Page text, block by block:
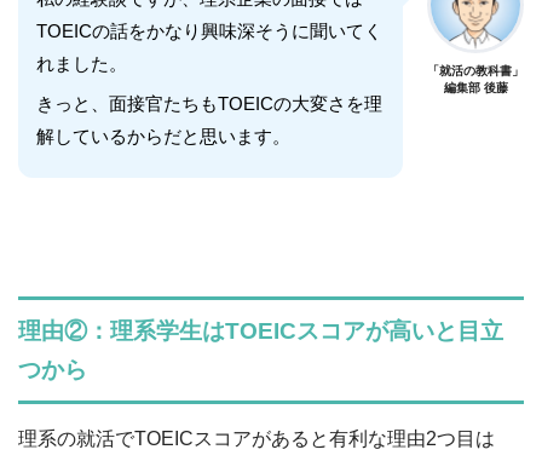
TOEICの話をかなり興味深そうに聞いてく
れました。
きっと、面接官たちもTOEICの大変さを理
解しているからだと思います。
「就活の教科書」
編集部 後藤
理由②：理系学生はTOEICスコアが高いと目立
つから
理系の就活でTOEICスコアがあると有利な理由2つ目は